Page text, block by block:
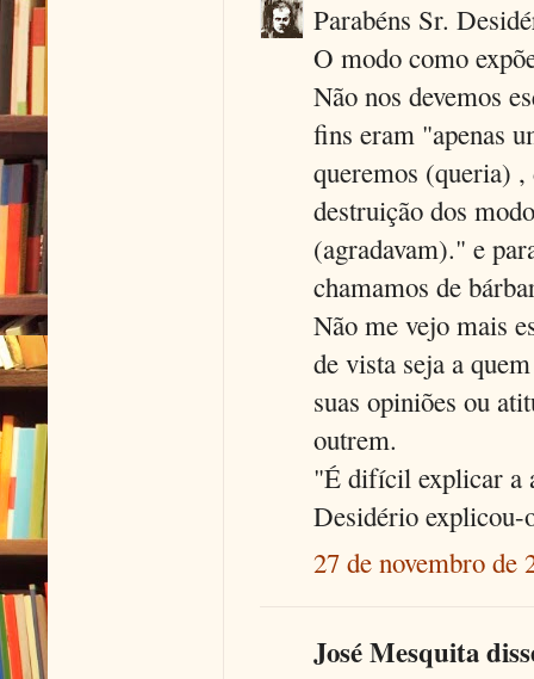
Parabéns Sr.
O modo como
Não nos devemos
fins eram "apenas
queremos (queria) ,
destruição dos
(agradavam)." e
chamamos de
Não me vejo mais
de vista seja a
suas opiniões ou
outrem.
"É difícil explicar a
Desidério
27 de novembro de
José Mesquita